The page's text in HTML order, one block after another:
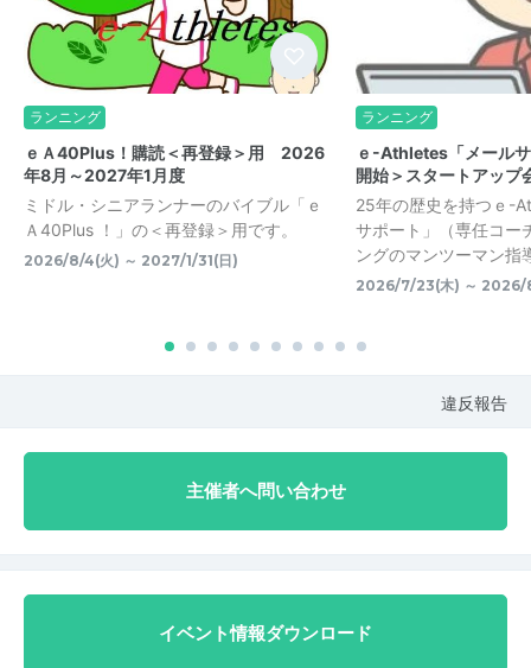
ランニング
ｅＡ40Plus！購読＜再登録＞用 2026
年8月～2027年1月度
ミドル・シニアランナーのバイブル「ｅ
Ａ40Plus ！」の＜再登録＞用です。
2026/8/4(火) ～ 2027/1/31(日)
ランニング
ｅ-Athletes「メール
開始＞スタートアップ
25年の歴史を持つｅ-
サポート」（専任コー
ングのマンツーマン指
2026/7/23(木) ～ 2026/
違反報告
主催者へ問い合わせ
イベント情報ダウンロード